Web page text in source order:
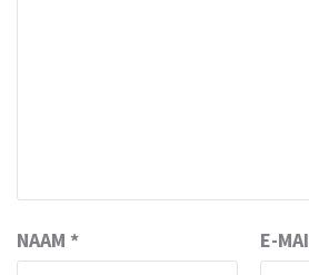
NAAM * E-